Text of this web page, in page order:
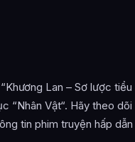
Lan – Sơ lược tiểu
“Nhân Vật“. Hãy theo dõi
tin phim truyện hấp dẫn